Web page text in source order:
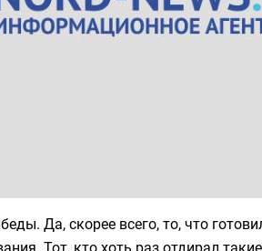
Да, скорее всего, то, что